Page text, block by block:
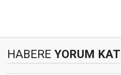
HABERE YORUM KAT